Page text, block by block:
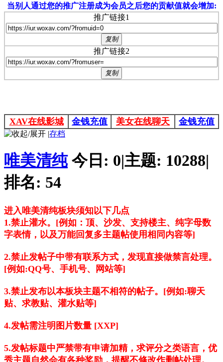
当别人通过您的推广注册成为会员之后您的贡献值就会增加:
推广链接1
复制
推广链接2
复制
XAV在线影城 金钱充值 美女在线聊天 金钱充值
|存档
唯美清纯 今日: 0|主题: 10288|
排名: 54
进入唯美清纯板块须知以下几点
1.禁止灌水。[例如：顶、沙发、支持楼主、纯字母数
字表情，以及万能回复多主题帖使用相同内容等]
2.禁止发帖子中带有联系方式，发现直接做禁言处理。
[例如:QQ号、手机号、网站等]
3.禁止发布以本板块主题不相符的帖子。[例如:聊天
贴、求教贴、灌水贴等]
4.发帖需注明图片数量 [XXP]
5.发帖标题中严禁带有申请加精，求评分之类语言，优
秀主题自然会有各种奖励，提醒不修改作删帖处理。